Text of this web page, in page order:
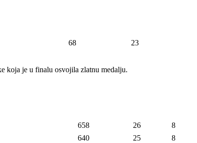
68 23
koja je u finalu osvojila zlatnu medalju.
658 26
8
640 25
8